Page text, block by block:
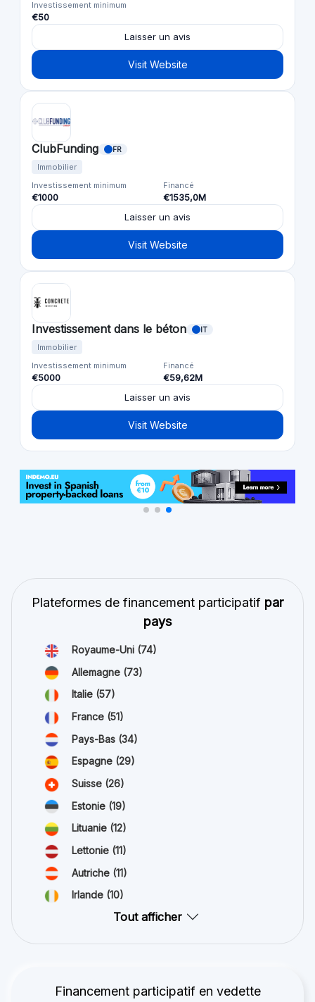
Investissement minimum
€50
Laisser un avis
Visit Website
ClubFunding FR
Immobilier
Investissement minimum
€1000
Financé
€1535,0M
Laisser un avis
Visit Website
Investissement dans le béton IT
Immobilier
Investissement minimum
€5000
Financé
€59,62M
Laisser un avis
Visit Website
Plateformes de financement participatif par
pays
Royaume-Uni (74)
Allemagne (73)
Italie (57)
France (51)
Pays-Bas (34)
Espagne (29)
Suisse (26)
Estonie (19)
Lituanie (12)
Lettonie (11)
Autriche (11)
Irlande (10)
Tout afficher
Financement participatif en vedette